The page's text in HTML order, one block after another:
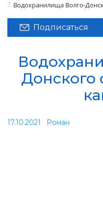
Водохранилища Волго-
Подписаться
Донского
17.10.2021 Роман